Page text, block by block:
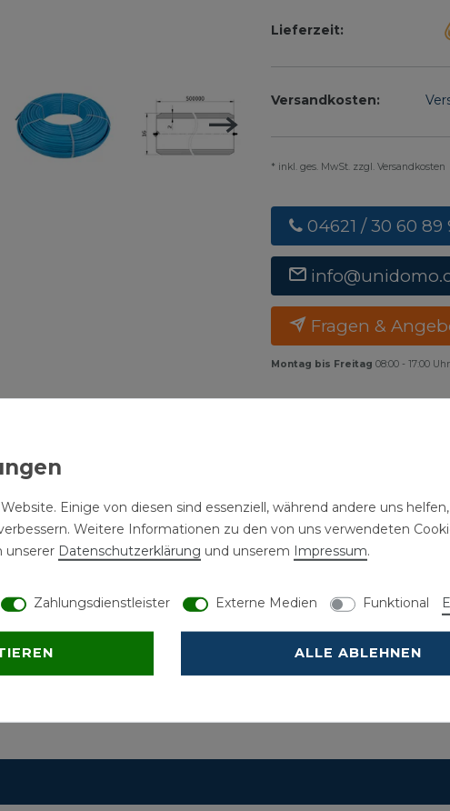
Lieferzeit:
Versandkosten:
* inkl. ges. MwSt. zzgl. Versandkosten
04621 / 30 60 89
Fragen &
Montag bis Freitag 08:00 - 17:00 Uhr
mm 6 bar für die
Einige von diesen sind essenziell, während andere uns
Weitere Informationen zu den von uns verwendeten
unserer Daten­schutz­erklärung und unserem Impressum.
Zahlungsdienstleister Externe Medien Funktional
ALLE ABLEHNEN